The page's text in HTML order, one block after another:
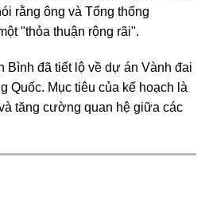
rằng ông và Tổng thống
"thỏa thuận rộng rãi".
Bình đã tiết lộ về dự án Vành đai
Quốc. Mục tiêu của kế hoạch là
tăng cường quan hệ giữa các